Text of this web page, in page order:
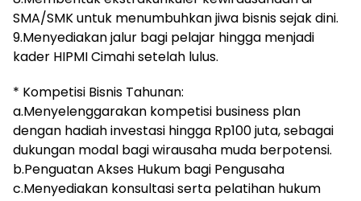
SMA/SMK untuk menumbuhkan jiwa bisnis sejak dini.
9.Menyediakan jalur bagi pelajar hingga menjadi
kader HIPMI Cimahi setelah lulus.
* Kompetisi Bisnis Tahunan:
a.Menyelenggarakan kompetisi business plan
dengan hadiah investasi hingga Rp100 juta, sebagai
dukungan modal bagi wirausaha muda berpotensi.
b.Penguatan Akses Hukum bagi Pengusaha
c.Menyediakan konsultasi serta pelatihan hukum